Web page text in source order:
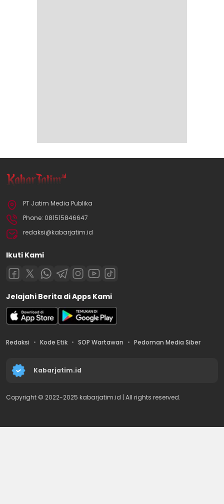
PT Jatim Media Publika
Phone: 081515846647
redaksi@kabarjatim.id
Ikuti Kami
Jelajahi Berita di Apps Kami
Redaksi Kode Etik SOP Wartawan Pedoman Media Siber
Kabarjatim.id
Copyright © 2022-2025 kabarjatim.id | All rights reserved.